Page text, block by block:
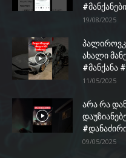
19/08/2025
ახალი
#მანქანა
11/05/2025
არა რა
09/05/2025